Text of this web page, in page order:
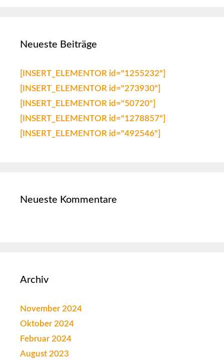
Neueste Beiträge
[INSERT_ELEMENTOR id="1255232"]
[INSERT_ELEMENTOR id="273930"]
[INSERT_ELEMENTOR id="50720"]
[INSERT_ELEMENTOR id="1278857"]
[INSERT_ELEMENTOR id="492546"]
Neueste Kommentare
Archiv
November 2024
Oktober 2024
Februar 2024
August 2023